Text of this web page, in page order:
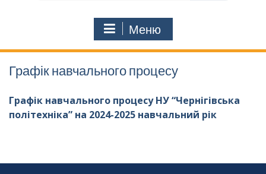
Меню
Графік навчального процесу
Графік навчального процесу НУ “Чернігівська
політехніка” на 2024-2025 навчальний рік